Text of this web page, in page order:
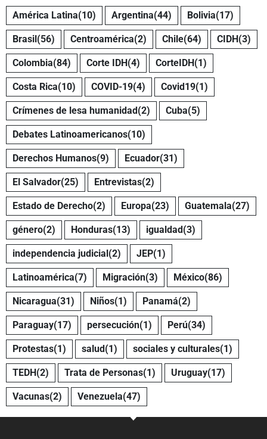
América Latina(10) Argentina(44) Bolivia(17)
Brasil (56) Centroamérica(2) Chile(64) CIDH (3)
Colombia(84) Corte IDH (4) CorteIDH (1)
Costa Rica(10) COVID-19(4) Covid19(1)
Crímenes de lesa humanidad (2) Cuba(5)
Debates Latinoamericanos(10)
Derechos Humanos(9) Ecuador(31)
El Salvador(25) Entrevistas(2)
Estado de Derecho(2) Europa(23) Guatemala(27)
género(2) Honduras(13) igualdad (3)
independencia judicial (2) JEP(1)
Latinoamérica(7) Migración(3) México(86)
Nicaragua(31) Niños(1) Panamá(2)
Paraguay(17) persecución(1) Perú(34)
Protestas(1) salud (1) sociales y culturales(1)
TEDH (2) Trata de Personas(1) Uruguay(17)
Vacunas(2) Venezuela(47)